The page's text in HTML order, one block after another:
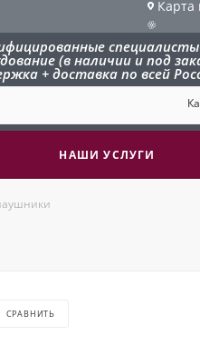
Карта
(в наличии и под
+ доставка по всей
НАШИ УСЛУГИ
СРАВНИТЬ